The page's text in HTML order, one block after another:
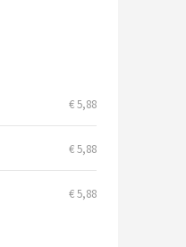
€ 5,88
€ 5,88
€ 5,88